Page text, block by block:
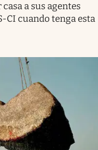
a sus agentes
CI cuando tenga esta